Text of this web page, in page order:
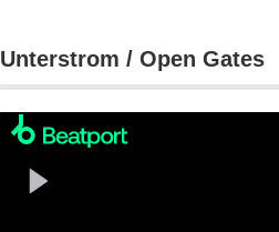
Unterstrom / Open Gates